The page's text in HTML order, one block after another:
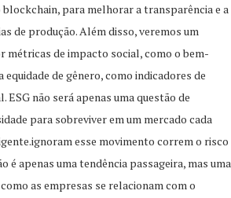
para melhorar a transparência e a
de produção. Além disso, veremos um
métricas de impacto social, como o bem-
de gênero, como indicadores de
não será apenas uma questão de
para sobreviver em um mercado cada
esse movimento correm o risco
é apenas uma tendência passageira, mas uma
as empresas se relacionam com o